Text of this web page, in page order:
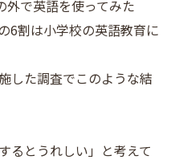
外で英語を使ってみた
6割は小学校の英語教育に
した調査でこのような結
るとうれしい」と考えて